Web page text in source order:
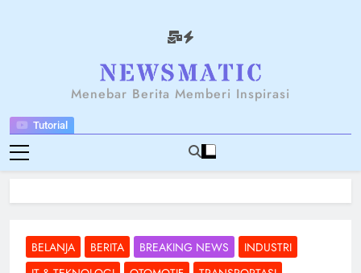
Tutorial
NEWSANTARA
Menebar Berita Memberi Inspirasi
BELANJA BERITA BREAKING NEWS
INDUSTRI